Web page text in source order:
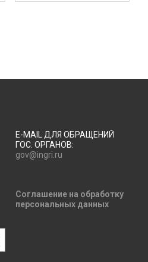
E-MAIL ДЛЯ ОБРАЩЕНИЙ
ГОС. ОРГАНОВ:
gov@ingri.ru
Соглашение на обработку
персональных данных